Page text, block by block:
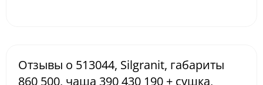
Отзывы о 513044, Silgranit, габариты
860 500, чаша 390 430 190 + сушка,